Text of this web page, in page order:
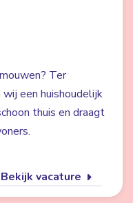
Ter
een huishoudelijk
thuis en draagt
Bekijk vacature